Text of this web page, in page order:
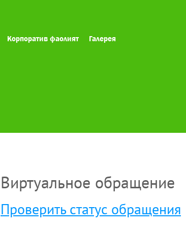
Корпоратив фаолият Галерея
Виртуальное обращение
Проверить статус обращения